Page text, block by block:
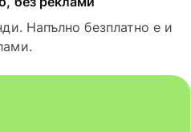
Напълно безплатно е и